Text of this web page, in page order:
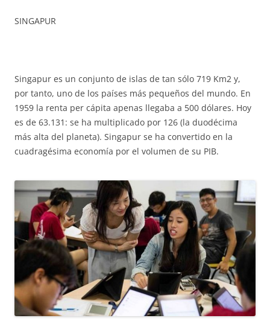
SINGAPUR
Singapur es un conjunto de islas de tan sólo 719 Km2 y,
por tanto, uno de los países más pequeños del mundo. En
1959 la renta per cápita apenas llegaba a 500 dólares. Hoy
es de 63.131: se ha multiplicado por 126 (la duodécima
más alta del planeta). Singapur se ha convertido en la
cuadragésima economía por el volumen de su PIB.